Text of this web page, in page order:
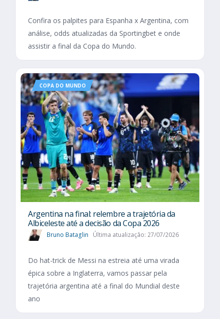
Confira os palpites para Espanha x Argentina, com
análise, odds atualizadas da Sportingbet e onde
assistir a final da Copa do Mundo.
COPA DO MUNDO
Argentina na final: relembre a trajetória da
Albiceleste até a decisão da Copa 2026
Bruno Bataglin Última atualização: 27/07/2026
Do hat-trick de Messi na estreia até uma virada
épica sobre a Inglaterra, vamos passar pela
trajetória argentina até a final do Mundial deste
ano